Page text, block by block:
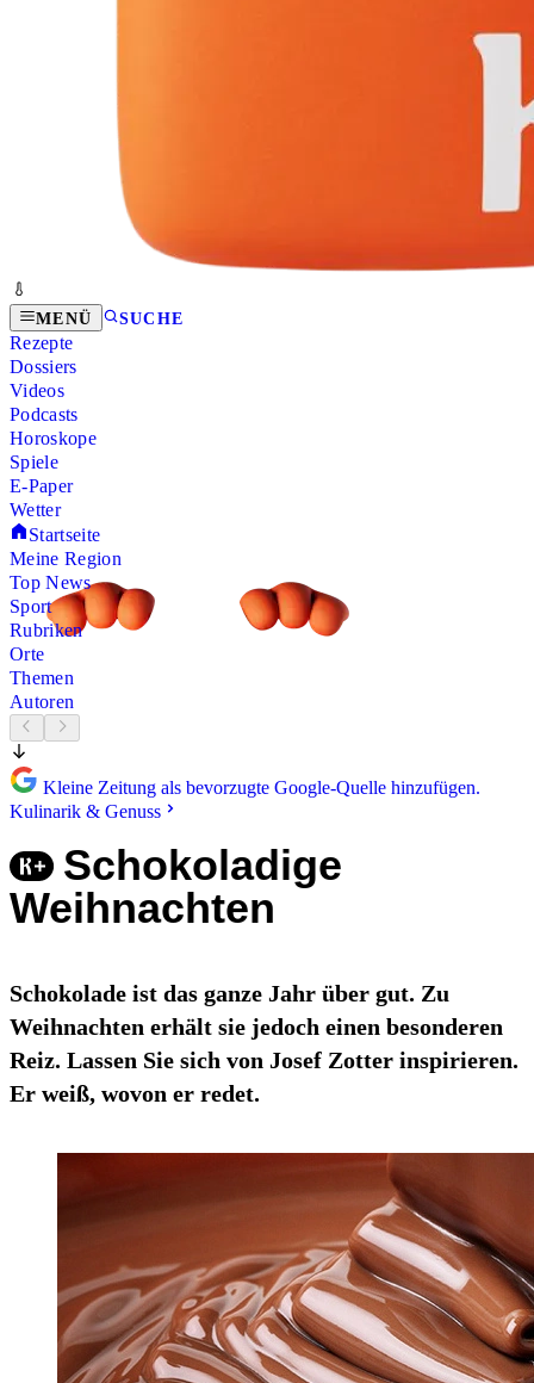
MENÜ SUCHE
Rezepte
Dossiers
Videos
Podcasts
Horoskope
Spiele
E-Paper
Wetter
Startseite
Meine Region
Top News
Sport
Rubriken
Orte
Themen
Autoren
Kleine Zeitung als bevorzugte Google-Quelle hinzufügen.
Kulinarik & Genuss
Schokoladige
Weihnachten
Schokolade ist das ganze Jahr über gut. Zu
Weihnachten erhält sie jedoch einen besonderen
Reiz. Lassen Sie sich von Josef Zotter inspirieren.
Er weiß, wovon er redet.